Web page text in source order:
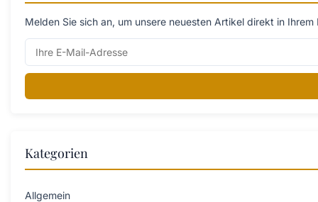
Melden Sie sich an, um unsere neuesten Artikel direkt in
Kategorien
Allgemein